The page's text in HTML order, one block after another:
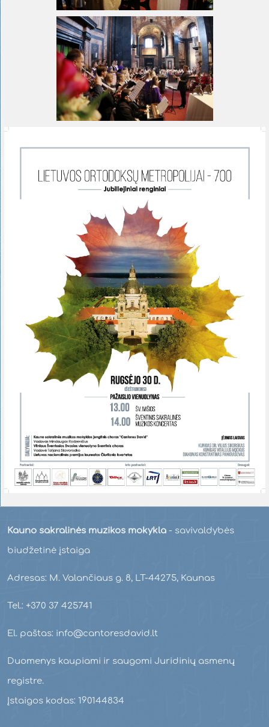
Kauno sakralinės muzikos mokykla - savivaldybės
biudžetinė įstaiga
Adresas: M. Valančiaus g. 8, LT-44275, Kaunas
Tel.: +370 37 425741
El. paštas: info@cantoresdavid.lt
Duomenys kaupiami ir saugomi Juridinių asmenų
registre.
Įstaigos kodas: 190144834